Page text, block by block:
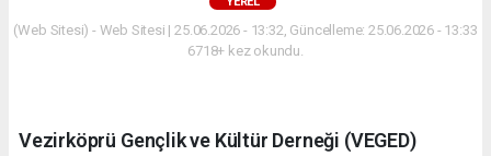
(Web Sitesi) - Web Sitesi | 25.06.2026 - 13:32, Güncelleme: 25.06.2026 - 13:33
6718+ kez okundu.
Vezirköprü Gençlik ve Kültür Derneği (VEGED)